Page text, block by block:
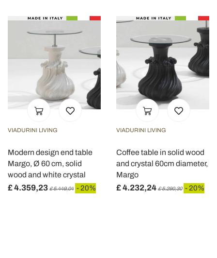
VIADURINI LIVING
Modern design end table
Margo, Ø 60 cm, solid
wood and white crystal
£ 4.359,23 £ 5.449,04 - 20%
VIADURINI LIVING
Coffee table in solid wood
and crystal 60cm diameter,
Margo
£ 4.232,24 £ 5.290,30 - 20%